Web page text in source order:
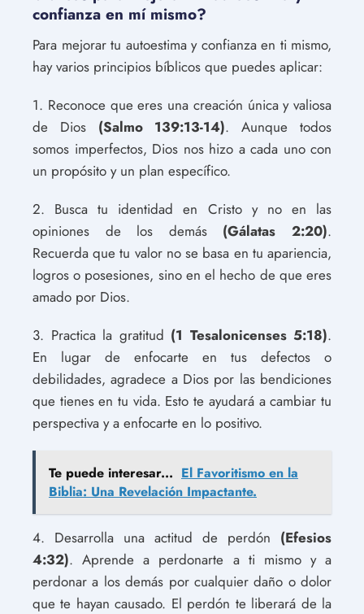
confianza en mí mismo?
Para mejorar tu autoestima y confianza en ti mismo,
hay varios principios bíblicos que puedes aplicar:
1. Reconoce que eres una creación única y valiosa
de Dios (Salmo 139:13-14). Aunque todos
somos imperfectos, Dios nos hizo a cada uno con
un propósito y un plan específico.
2. Busca tu identidad en Cristo y no en las
opiniones de los demás (Gálatas 2:20).
Recuerda que tu valor no se basa en tu apariencia,
logros o posesiones, sino en el hecho de que eres
amado por Dios.
3. Practica la gratitud (1 Tesalonicenses 5:18).
En lugar de enfocarte en tus defectos o
debilidades, agradece a Dios por las bendiciones
que tienes en tu vida. Esto te ayudará a cambiar tu
perspectiva y a enfocarte en lo positivo.
Te puede interesar... El Favoritismo en la
Biblia: Una Revelación Impactante.
4. Desarrolla una actitud de perdón (Efesios
4:32). Aprende a perdonarte a ti mismo y a
perdonar a los demás por cualquier daño o dolor
que te hayan causado. El perdón te liberará de la